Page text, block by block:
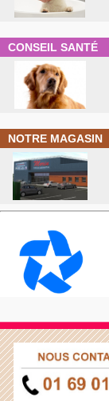
CONSEIL SANTÉ
NOTRE MAGASIN